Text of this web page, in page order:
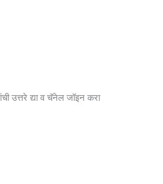
उत्तरे द्या व चॅनेल जॉइन करा